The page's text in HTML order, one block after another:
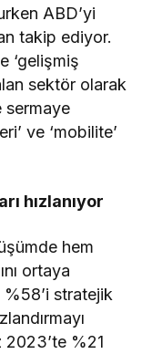
ABD’yi
takip ediyor.
‘gelişmiş
sektör olarak
sermaye
ve ‘mobilite’
hızlanıyor
hem
ortaya
%58’i stratejik
2023’te %21